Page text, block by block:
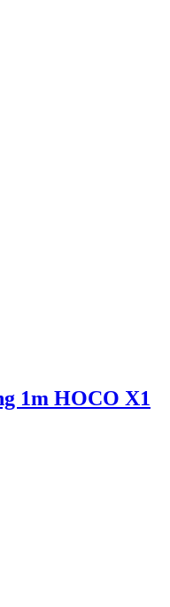
1m HOCO X1